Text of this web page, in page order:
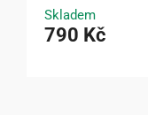
Skladem
790 Kč